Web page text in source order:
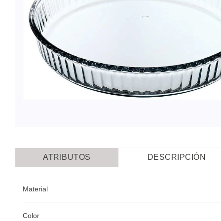
ATRIBUTOS DESCRIPCIÓN
Material
Color